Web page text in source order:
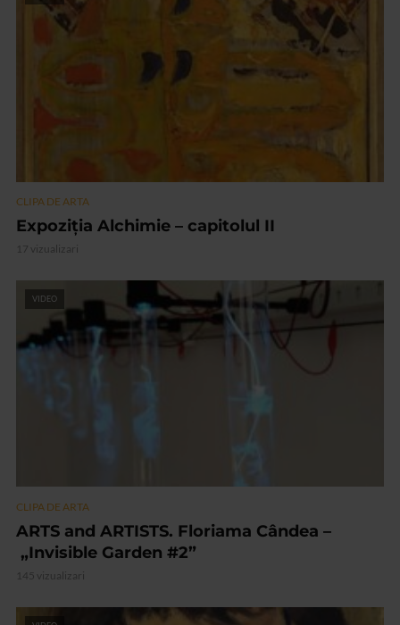
CLIPA DE ARTA
Expoziția Alchimie – capitolul II
17 vizualizari
VIDEO
CLIPA DE ARTA
ARTS and ARTISTS. Floriama Cândea –
„Invisible Garden #2”
145 vizualizari